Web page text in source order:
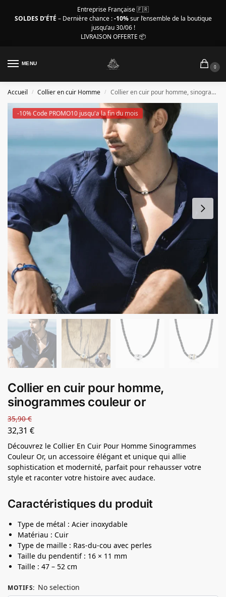
Entreprise Française 🇫🇷
SOLDES D’ÉTÉ – Dernière chance :-10%sur l’ensemble de la boutique
jusqu’au 30/06 !
LIVRAISON OFFERTE 📦
MENU
0
Accueil / Collier en cuir Homme / Collier en cuir pour homme, sinogrammes couleur or
-10% Code PROMO10 jusqu'a la fin du mois
Collier en cuir pour homme,
sinogrammes couleur or
35,90€
32,31 €
Découvrez le Collier En Cuir Pour Homme Sinogrammes
Couleur Or, un accessoire élégant et unique qui allie
sophistication et modernité, parfait pour rehausser votre
style et raconter votre histoire avec audace.
Caractéristiques du produit
Type de métal : Acier inoxydable
Matériau : Cuir
Type de maille : Ras-du-cou avec perles
Taille du pendentif : 16 × 11 mm
Taille : 47 – 52 cm
MOTIFS: No selection